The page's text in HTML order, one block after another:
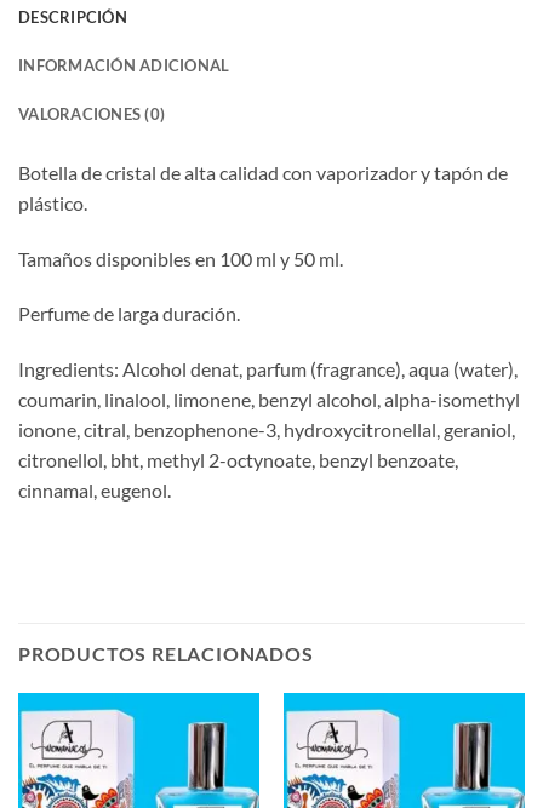
DESCRIPCIÓN
INFORMACIÓN ADICIONAL
VALORACIONES (0)
Botella de cristal de alta calidad con vaporizador y tapón de
plástico.
Tamaños disponibles en 100 ml y 50 ml.
Perfume de larga duración.
Ingredients: Alcohol denat, parfum (fragrance), aqua (water),
coumarin, linalool, limonene, benzyl alcohol, alpha-isomethyl
ionone, citral, benzophenone-3, hydroxycitronellal, geraniol,
citronellol, bht, methyl 2-octynoate, benzyl benzoate,
cinnamal, eugenol.
PRODUCTOS RELACIONADOS